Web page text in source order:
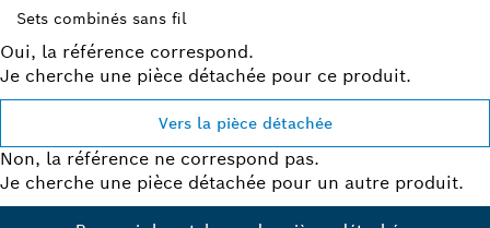
Sets combinés sans fil
Oui, la référence correspond.
Je cherche une pièce détachée pour ce produit.
Vers la pièce détachée
Non, la référence ne correspond pas.
Je cherche une pièce détachée pour un autre produit.